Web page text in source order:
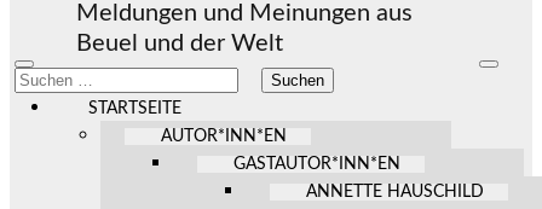
Meldungen und Meinungen aus
Beuel und der Welt
Mobile-
Menü
ein-/ausblenden
Suchen
nach:
STARTSEITE
AUTOR*INN*EN
GASTAUTOR*INN*EN
ANNETTE HAUSCHILD